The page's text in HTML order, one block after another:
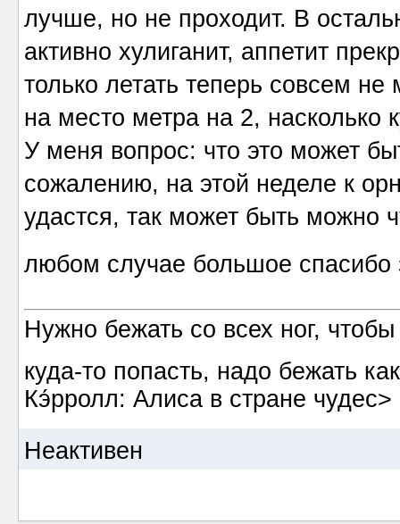
лучше, но не проходит. В
активно хулиганит, аппетит
только летать теперь совсем
на место метра на 2, насколько
У меня вопрос: что это может
сожалению, на этой неделе к
удастся, так может быть можно
любом случае большое
Нужно бежать со всех ног,
куда-то попасть, надо бежать
Кэ́рролл: Алиса в стране чудес>
Неактивен